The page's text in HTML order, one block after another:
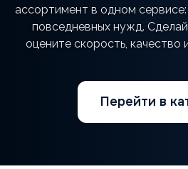
ассортимент в одном
повседневных нужд.
оцените скорость, качество
Перейти в